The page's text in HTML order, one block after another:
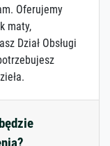
Oferujemy
maty,
Dział Obsługi